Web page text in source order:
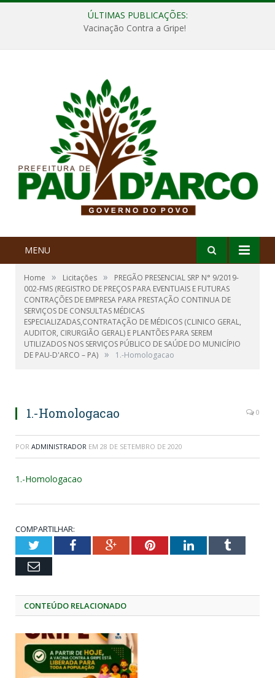
ÚLTIMAS PUBLICAÇÕES:
Vacinação Contra a Gripe!
MENU
Home » Licitações »
PREGÃO PRESENCIAL SRP N° 9/2019-
002-FMS (REGISTRO DE PREÇOS PARA EVENTUAIS E FUTURAS
CONTRAÇÕES DE EMPRESA PARA PRESTAÇÃO CONTINUA DE
SERVIÇOS DE CONSULTAS MÉDICAS
ESPECIALIZADAS,CONTRATAÇÃO DE MÉDICOS (CLINICO GERAL,
AUDITOR, CIRURGIÃO GERAL) E PLANTÕES PARA SEREM
UTILIZADOS NOS SERVIÇOS PÚBLICO DE SAÚDE DO MUNICÍPIO
DE PAU-D'ARCO – PA) » 1.-Homologacao
1.-Homologacao 0
POR ADMINISTRADOR EM 28 DE SETEMBRO DE 2020
1.-Homologacao
COMPARTILHAR:
TwitterFacebookGoogle+PinterestLinkedInTumblr
Email
CONTEÚDO RELACIONADO